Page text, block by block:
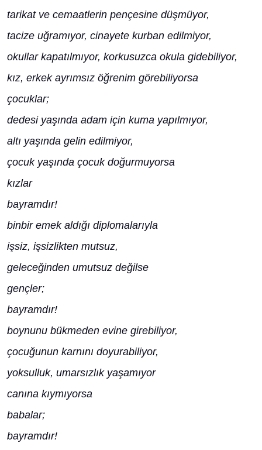
tarikat ve cemaatlerin pençesine düşmüyor,
tacize uğramıyor, cinayete kurban edilmiyor,
okullar kapatılmıyor, korkusuzca okula gidebiliyor,
kız, erkek ayrımsız öğrenim görebiliyorsa
çocuklar;
dedesi yaşında adam için kuma yapılmıyor,
altı yaşında gelin edilmiyor,
çocuk yaşında çocuk doğurmuyorsa
kızlar
bayramdır!
binbir emek aldığı diplomalarıyla
işsiz, işsizlikten mutsuz,
geleceğinden umutsuz değilse
gençler;
bayramdır!
boynunu bükmeden evine girebiliyor,
çocuğunun karnını doyurabiliyor,
yoksulluk, umarsızlık yaşamıyor
canına kıymıyorsa
babalar;
bayramdır!